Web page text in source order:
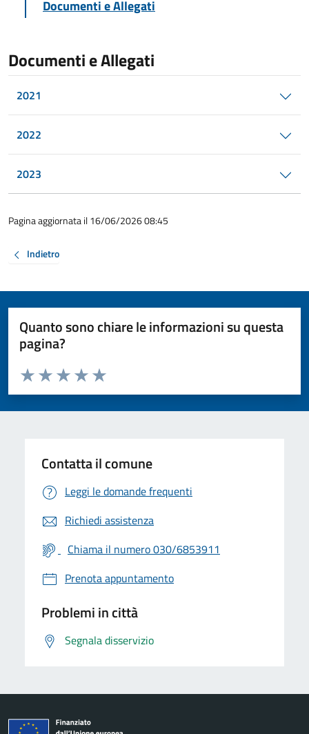
Documenti e Allegati
Documenti e Allegati
2021
2022
2023
Pagina aggiornata il 16/06/2026 08:45
Indietro
Quanto sono chiare le informazioni su questa
pagina?
Valuta da 1 a 5 stelle la pagina
Valuta 5 stelle su 5
Valuta 4 stelle su 5
Valuta 3 stelle su 5
Valuta 2 stelle su 5
Valuta 1 stelle su 5
Contatta il comune
Leggi le domande frequenti
Richiedi assistenza
Chiama il numero 030/6853911
Prenota appuntamento
Problemi in città
Segnala disservizio